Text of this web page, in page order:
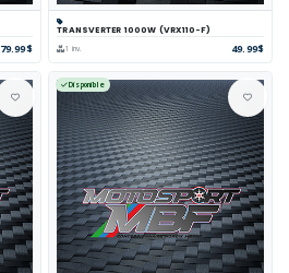
79.99$
TRANSVERTER 1000W (VRX110-F)
1 inv. 49.99$
Disponible